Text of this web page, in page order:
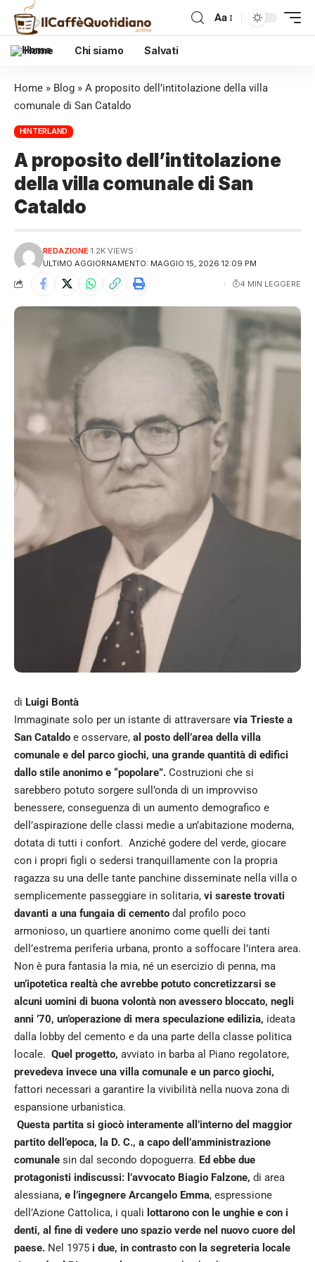
Aa
Home Chi siamo Salvati
Home » Blog » A proposito dell’intitolazione della villa
comunale di San Cataldo
HINTERLAND
A proposito dell’intitolazione
della villa comunale di San
Cataldo
ULTIMO AGGIORNAMENTO: MAGGIO 15, 2026 12:09 PM
REDAZIONE 1.2K VIEWS
4 MIN LEGGERE
di Luigi Bontà
Immaginate solo per un istante di attraversare via Trieste a
San Cataldo e osservare, al posto dell’area della villa
comunale e del parco giochi, una grande quantità di edifici
dallo stile anonimo e “popolare”. Costruzioni che si
sarebbero potuto sorgere sull’onda di un improvviso
benessere, conseguenza di un aumento demografico e
dell’aspirazione delle classi medie a un’abitazione moderna,
dotata di tutti i confort. Anziché godere del verde, giocare
con i propri figli o sedersi tranquillamente con la propria
ragazza su una delle tante panchine disseminate nella villa o
semplicemente passeggiare in solitaria, vi sareste trovati
davanti a una fungaia di cemento dal profilo poco
armonioso, un quartiere anonimo come quelli dei tanti
dell’estrema periferia urbana, pronto a soffocare l’intera area.
Non è pura fantasia la mia, né un esercizio di penna, ma
un’ipotetica realtà che avrebbe potuto concretizzarsi se
alcuni uomini di buona volontà non avessero bloccato, negli
anni ’70, un’operazione di mera speculazione edilizia, ideata
dalla lobby del cemento e da una parte della classe politica
locale. Quel progetto, avviato in barba al Piano regolatore,
prevedeva invece una villa comunale e un parco giochi,
fattori necessari a garantire la vivibilità nella nuova zona di
espansione urbanistica.
Questa partita si giocò interamente all’interno del maggior
partito dell’epoca, la D. C., a capo dell’amministrazione
comunale sin dal secondo dopoguerra. Ed ebbe due
protagonisti indiscussi: l’avvocato Biagio Falzone, di area
alessiana, e l’ingegnere Arcangelo Emma, espressione
dell’Azione Cattolica, i quali lottarono con le unghie e con i
denti, al fine di vedere uno spazio verde nel nuovo cuore del
paese. Nel 1975 i due, in contrasto con la segreteria locale